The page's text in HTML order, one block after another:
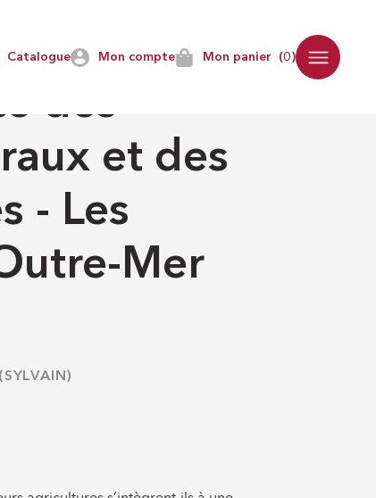
Mon compte Mon panier (0)
Catalogue
MER
des
et des
- Les
Mer